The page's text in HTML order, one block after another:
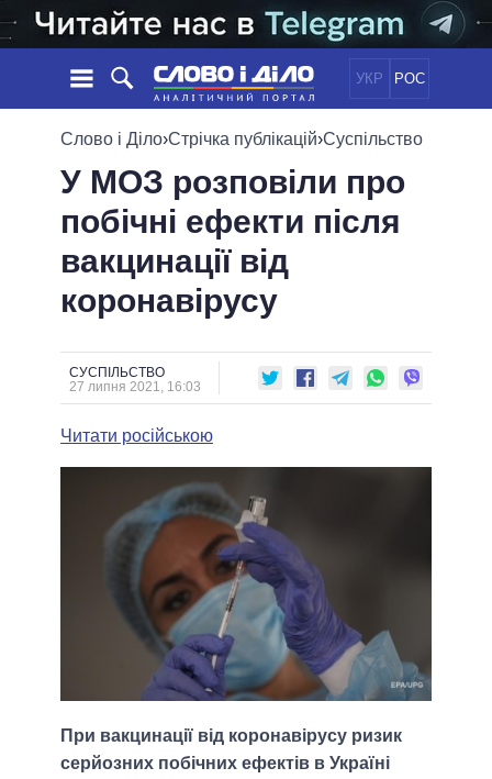
УКР РОС
НОВИНИ
СТРІЧКА
ПОДІЇ
СТАТТІ
ДУМКИ
ОГЛЯДИ
ДАЙДЖЕСТИ
ПОЛІТИКА
ЕКОНОМІКА
СУСПІЛЬСТВО
СВІТ
ОБIЦЯНКИ
ПОЛIТИКИ
УСІ ПОЛІТИКИ
ПРЕЗИДЕНТ І ОФІС
ВЕРХОВНА РАДА
КАБІНЕТ МІНІСТРІВ
МЕРИ МІСТ
ІНФОГРАФІКА
ПІДТРИМАТИ
ПОРІВНЯННЯ ПОЛІТИКІВ
Слово і Діло›Стрічка публікацій›Суспільство
У МОЗ розповіли про
побічні ефекти після
вакцинації від
коронавірусу
СУСПІЛЬСТВО
27 липня 2021, 16:03
Читати російською
При вакцинації від коронавірусу ризик
серйозних побічних ефектів в Україні